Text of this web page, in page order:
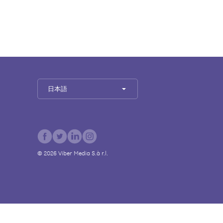
日本語
© 2026 Viber Media S.à r.l.